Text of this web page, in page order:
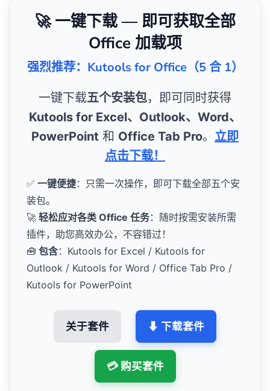
🚀 一键下载 — 即可获取全部
Office 加载项
强烈推荐：Kutools for Office（5 合 1）
一键下载五个安装包，即可同时获得
Kutools for Excel、Outlook、Word、
PowerPoint 和 Office Tab Pro。 立即
点击下载！
✅ 一键便捷：只需一次操作，即可下载全部五个安
装包。
🚀 轻松应对各类 Office 任务：随时按需安装所需
插件，助您高效办公，不容错过！
🧰 包含：Kutools for Excel / Kutools for
Outlook / Kutools for Word / Office Tab Pro /
Kutools for PowerPoint
关于套件 ⬇ 下载套件
💳 购买套件